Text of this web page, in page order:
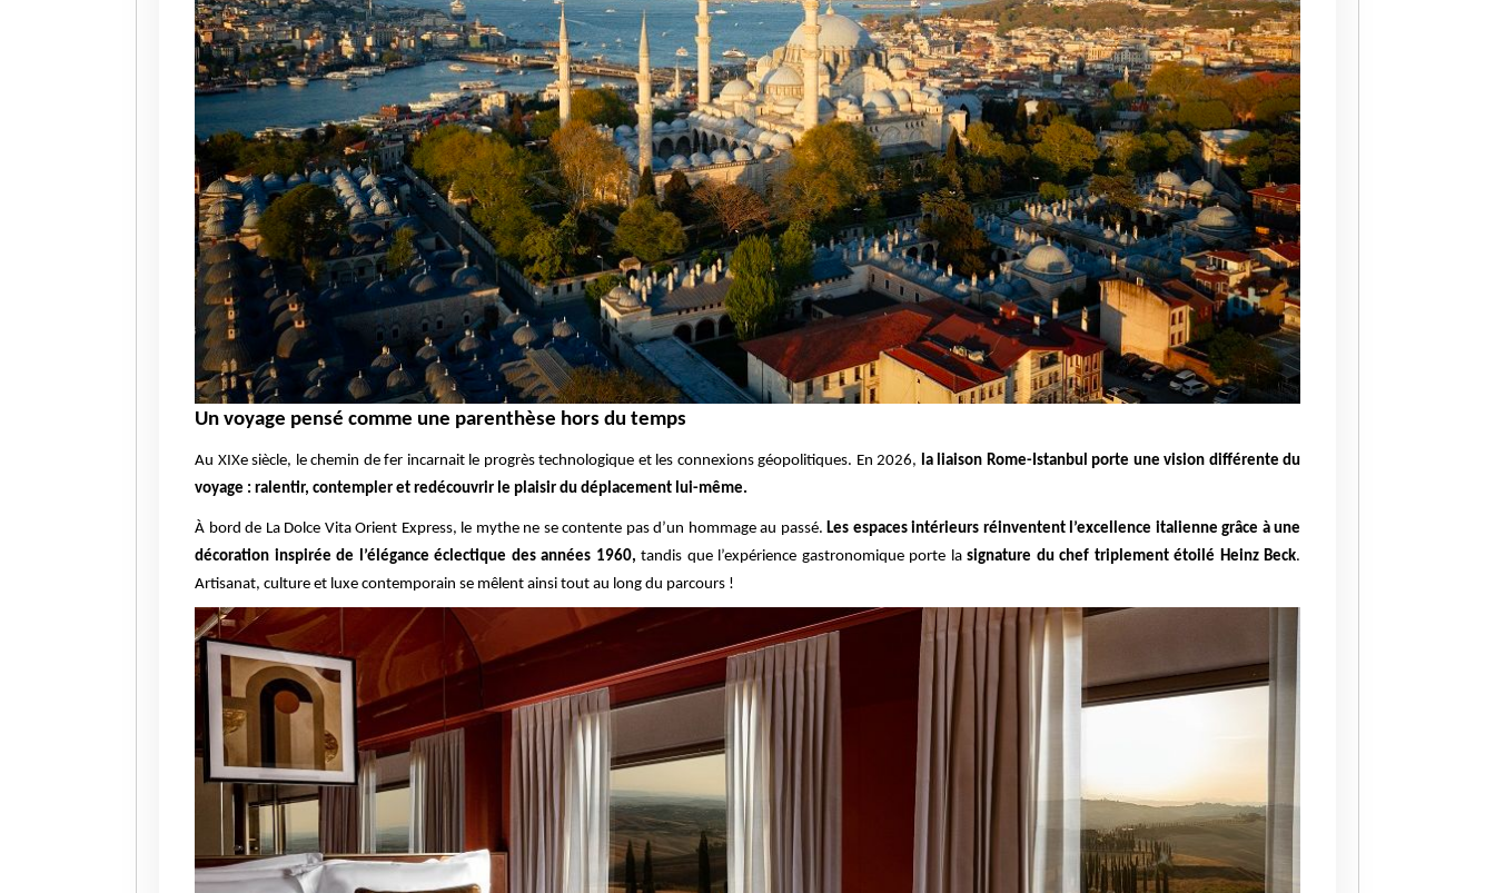
Un voyage pensé comme une parenthèse hors du temps
Au XIXe siècle, le chemin de fer incarnait le progrès technologique et les connexions géopolitiques. En 2026, la liaison Rome-Istanbul porte une vision différente du
voyage : ralentir, contempler et redécouvrir le plaisir du déplacement lui-même.
À bord de La Dolce Vita Orient Express, le mythe ne se contente pas d’un hommage au passé. Les espaces intérieurs réinventent l’excellence italienne grâce à une
décoration inspirée de l’élégance éclectique des années 1960, tandis que l’expérience gastronomique porte la signature du chef triplement étoilé Heinz Beck.
Artisanat, culture et luxe contemporain se mêlent ainsi tout au long du parcours !